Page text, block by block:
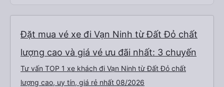
Đặt mua vé xe đi Vạn Ninh từ Đất Đỏ chất
lượng cao và giá vé ưu đãi nhất: 3 chuyến
Tư vấn TOP 1 xe khách đi Vạn Ninh từ Đất Đỏ chất
lượng cao, uy tín, giá rẻ nhất 08/2026